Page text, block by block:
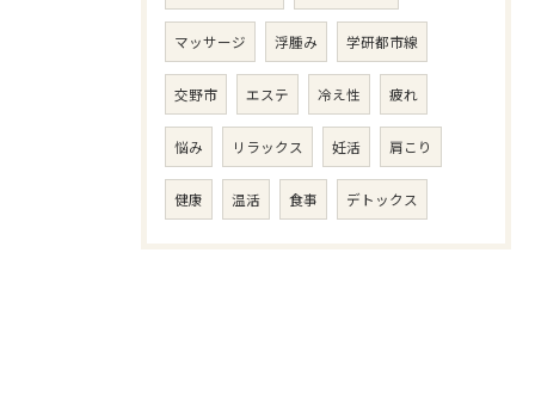
マッサージ 浮腫み 学研都市線
交野市 エステ 冷え性 疲れ
悩み リラックス 妊活 肩こり
健康 温活 食事 デトックス